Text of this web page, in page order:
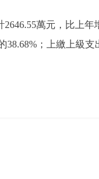
2646.55萬元，比上
38.68%；上繳上級